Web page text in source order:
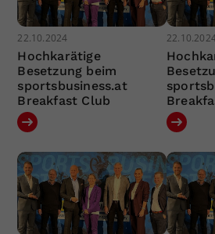
22.10.2024
Hochkarätige
Besetzung beim
sportsbusiness.at
Breakfast Club